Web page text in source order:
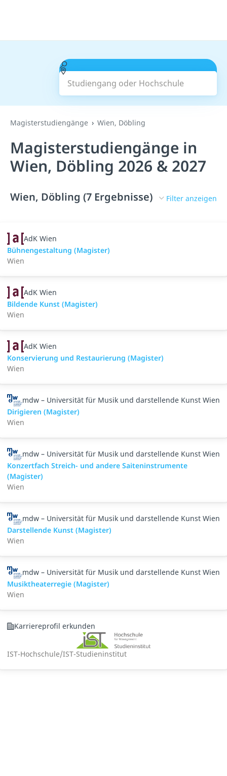
Studiengang oder Hochschule
Suchen
Magisterstudiengänge Wien, Döbling
Magisterstudiengänge in
Wien, Döbling 2026 & 2027
Wien, Döbling (7 Ergebnisse) Filter anzeigen
AdK Wien
Bühnengestaltung (Magister)
Wien
AdK Wien
Bildende Kunst (Magister)
Wien
AdK Wien
Konservierung und Restaurierung (Magister)
Wien
mdw – Universität für Musik und darstellende Kunst Wien
Dirigieren (Magister)
Wien
mdw – Universität für Musik und darstellende Kunst Wien
Konzertfach Streich- und andere Saiteninstrumente
(Magister)
Wien
mdw – Universität für Musik und darstellende Kunst Wien
Darstellende Kunst (Magister)
Wien
mdw – Universität für Musik und darstellende Kunst Wien
Musiktheaterregie (Magister)
Wien
Karriereprofil erkunden
IST-Hochschule/IST-Studieninstitut